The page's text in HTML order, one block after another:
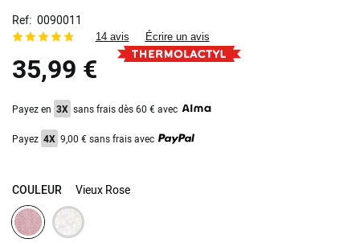
Ref 0090011
14 avis Écrire un avis
35,99 €
Payez en 3X sans frais dès 60 € avec
Payez 4X 9,00 € sans frais avec
COULEUR Vieux Rose